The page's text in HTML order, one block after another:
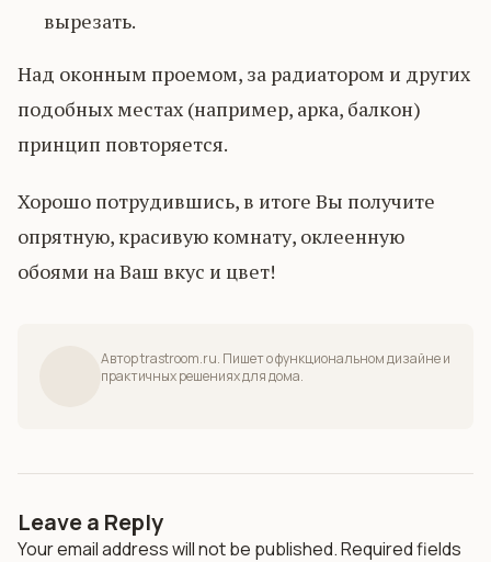
вырезать.
Над оконным проемом, за радиатором и других
подобных местах (например, арка, балкон)
принцип повторяется.
Хорошо потрудившись, в итоге Вы получите
опрятную, красивую комнату, оклеенную
обоями на Ваш вкус и цвет!
Автор trastroom.ru. Пишет о функциональном дизайне и
практичных решениях для дома.
Leave a Reply
Your email address will not be published.Required fields